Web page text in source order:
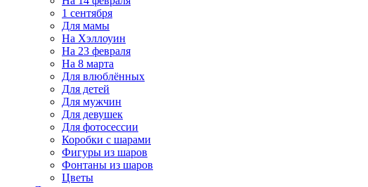
1 сентября
Для мамы
На Хэллоуин
На 23 февраля
На 8 марта
Для влюблённых
Для детей
Для мужчин
Для девушек
Для фотосессии
Коробки с шарами
Фигуры из шаров
Фонтаны из шаров
Цветы